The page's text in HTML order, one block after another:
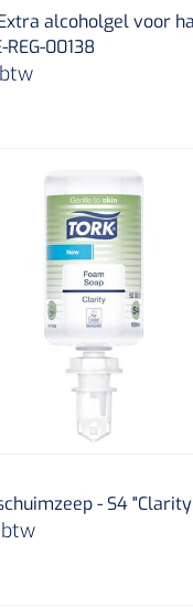
alcoholgel voor
REG-00138
- S4